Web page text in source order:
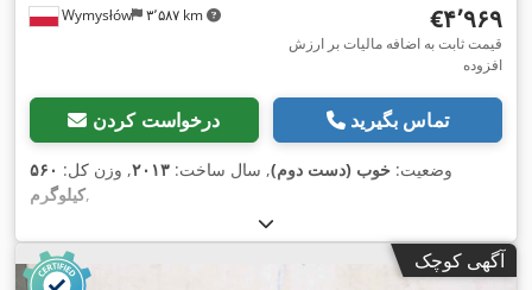
Wymysłów ۳٬۵۸۷ km ‎€۴٬۹۶۹
قیمت ثابت به اضافه مالیات بر ارزش
افزوده
درخواست کردن تماس بگیرید
وضعیت: خوب (دست دوم), سال ساخت: ۲۰۱۳, وزن کل: ۵۶۰
کیلوگرم,
آگهی کوچک